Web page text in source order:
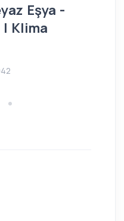
Eşya -
| Klima